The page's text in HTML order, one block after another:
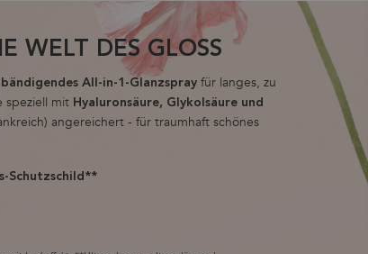
WELT DES GLOSS
bändigendes All-in-1-Glanzspray für langes, zu
speziell mit Hyaluronsäure, Glykolsäure und
angereichert - für traumhaft schönes
Schutzschild**